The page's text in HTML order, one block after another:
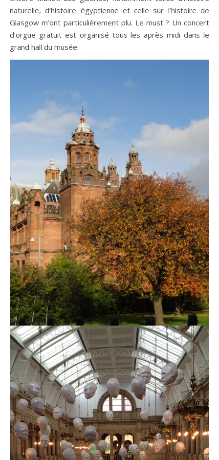
naturelle, d’histoire égyptienne et celle sur l’histoire de
Glasgow m’ont particulièrement plu. Le must ? Un concert
d’orgue gratuit est organisé tous les après midi dans le
grand hall du musée.